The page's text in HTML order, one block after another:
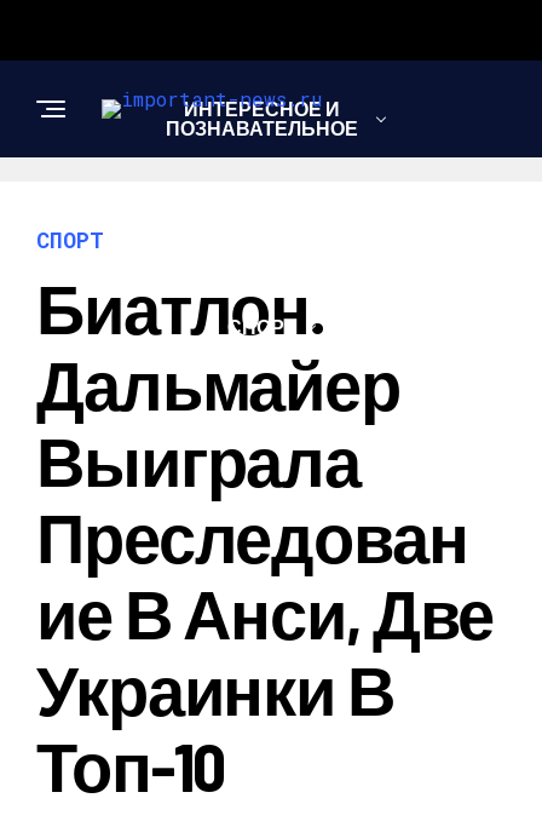
ИНТЕРЕСНОЕ И
ПОЗНАВАТЕЛЬНОЕ
СПОРТ
СПОРТ
Биатлон.
Дальмайер
Выиграла
Преследован
Ие В Анси, Две
Украинки В
Топ-10